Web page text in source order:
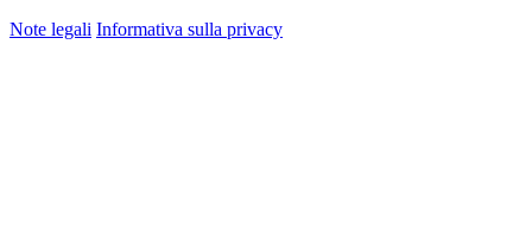
Note legali Informativa sulla privacy